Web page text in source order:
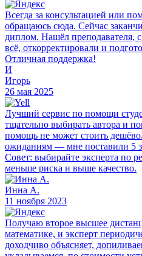
Всегда за консультацией или
обращаюсь сюда. Сейчас
диплом. Нашёл преподавателя,
всё, откорректировали и
Отличная поддержка!
И
Игорь
26 мая 2025
Лучший сервис по помощи
тщательно выбирать автора и
помощь не может стоить
ожиданиям — мне поставили 5
Совет: выбирайте эксперта по
меньше риска и выше качество.
Инна А.
11 ноября 2023
Получаю второе высшее
математике, и эксперт
доходчиво объясняет,